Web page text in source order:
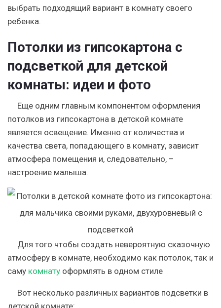
выбрать подходящий вариант в комнату своего
ребенка.
Потолки из гипсокартона с
подсветкой для детской
комнаты: идеи и фото
Еще одним главным компонентом оформления
потолков из гипсокартона в детской комнате
является освещение. Именно от количества и
качества света, попадающего в комнату, зависит
атмосфера помещения и, следовательно, –
настроение малыша.
Для того чтобы создать невероятную сказочную
атмосферу в комнате, необходимо как потолок, так и
саму комнату оформлять в одном стиле
Вот несколько различных вариантов подсветки в
детской комнате: